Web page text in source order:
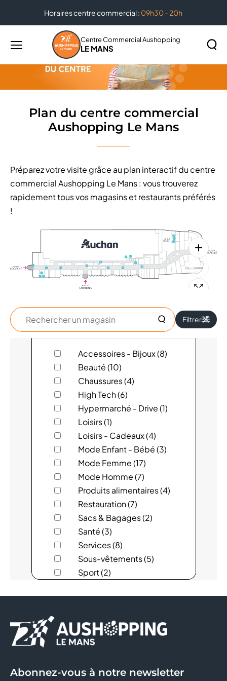
Horaires centre commercial : 09h30 - 20h
Menu
principal
Centre Commercial Aushopping
LE MANS
Rechercher
la
Plan du centre commercial Aushopping Le Mans
Plan du centre commercial
Aushopping Le Mans
Préparez votre visite grâce au plan interactif du centre
commercial Aushopping Le Mans : vous trouverez
rapidement tous vos magasins et restaurants préférés
!
Rechercher
un
magasin
Filtrer
ADOPT'
ARMAND THIERY FEMME
ARMAND THIERY HOMME
ARTHUR & ASTON
ATOL
AUCHAN
BEAUTY NAILS BAR
BIJOU BRIGITTE
BIJOUTERIE FOUCHER
BILLETTERIE AUCHAN
BREAL
Accessoires - Bijoux (8)
Beauté (10)
Chaussures (4)
High Tech (6)
Hypermarché - Drive (1)
Loisirs (1)
Loisirs - Cadeaux (4)
Mode Enfant - Bébé (3)
Mode Femme (17)
Mode Homme (7)
Produits alimentaires (4)
Restauration (7)
Sacs & Bagages (2)
Santé (3)
Services (8)
Sous-vêtements (5)
Sport (2)
Abonnez-vous à notre newsletter